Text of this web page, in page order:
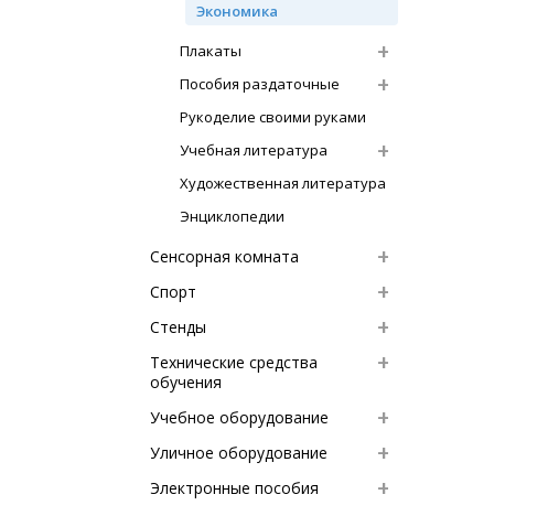
Экономика
Плакаты
Пособия раздаточные
Рукоделие своими руками
Учебная литература
Художественная литература
Энциклопедии
Сенсорная комната
Спорт
Стенды
Технические средства
обучения
Учебное оборудование
Уличное оборудование
Электронные пособия